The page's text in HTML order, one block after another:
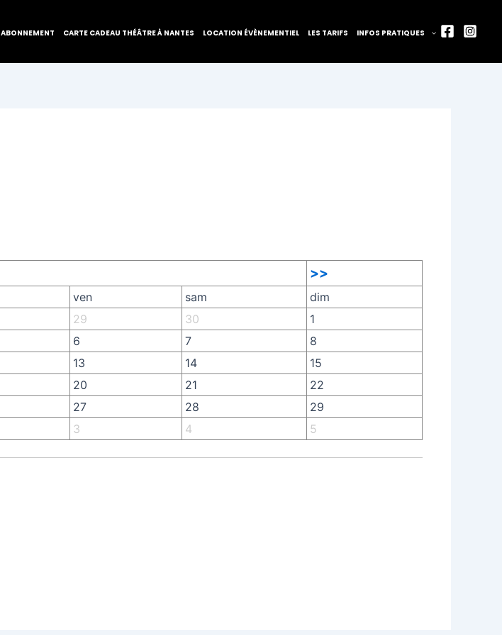
ABONNEMENT CARTE CADEAU THÉÂTRE À NANTES LOCATION ÉVÈNEMENTIEL LES TARIFS INFOS PRATIQUES
>>
ven sam
dim
29 30
1
6 7
8
13 14
15
20 21
22
27 28
29
3 4 5